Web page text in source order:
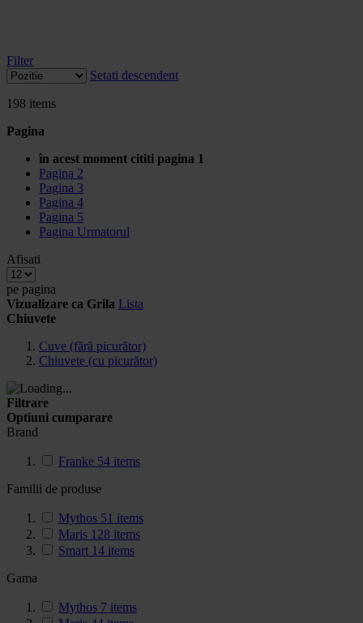
Filter
Setati descendent
198 items
Pagina
în acest moment cititi pagina 1
Pagina 2
Pagina 3
Pagina 4
Pagina 5
Pagina Urmatorul
Afisati
pe pagina
Vizualizare ca Grila Lista
Chiuvete
Cuve (fără picurător)
Chiuvete (cu picurător)
Filtrare
Optiuni cumparare
Brand
Franke 54 items
Familii de produse
Mythos 51 items
Maris 128 items
Smart 14 items
Gama
Mythos 7 items